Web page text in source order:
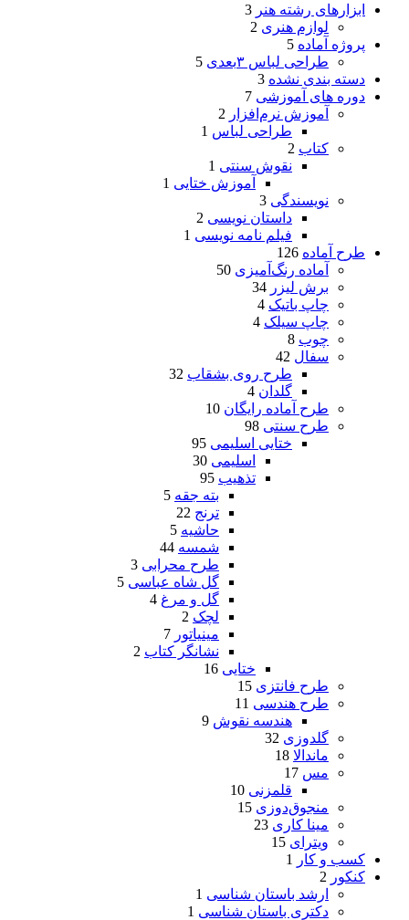
ابزارهای رشته هنر 3
لوازم هنری 2
پروژه آماده 5
طراحی لباس ۳بعدی
5
دسته بندی نشده 3
دوره های آموزشی 7
آموزش نرم‌افزار 2
طراحی لباس 1
کتاب 2
نقوش سنتی 1
آموزش ختایی 1
نویسندگی 3
داستان نویسی 2
فیلم نامه نویسی 1
طرح آماده 126
آماده رنگ‌آمیزی 50
برش لیزر 34
چاپ باتیک 4
چاپ سیلک 4
چوب 8
سفال 42
طرح روی بشقاب 32
گلدان 4
طرح آماده رایگان 10
طرح سنتی 98
ختایی اسلیمی 95
اسلیمی 30
تذهیب 95
بته جقه 5
ترنج 22
حاشیه 5
شمسه 44
طرح محرابی 3
گل شاه عباسی 5
گل و مرغ 4
لچک 2
مینیاتور 7
نشانگر کتاب 2
ختایی 16
طرح فانتزی 15
طرح هندسی 11
هندسه نقوش 9
گلدوزی 32
ماندالا 18
مس 17
قلمزنی 10
منجوق‌دوزی 15
مینا کاری 23
ویترای 15
کسب و کار
1
کنکور 2
ارشد باستان شناسی 1
دکتری باستان شناسی 1